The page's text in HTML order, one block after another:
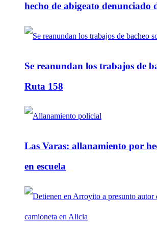
hecho de abigeato denunciado
Se reanundan los trabajos de
Ruta 158
Las Varas: allanamiento por
en escuela